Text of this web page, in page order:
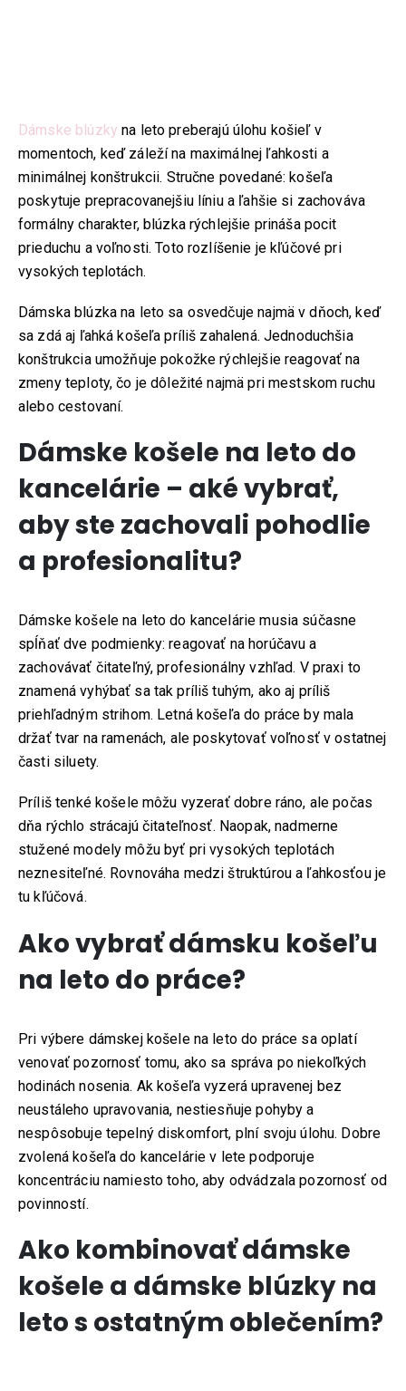
Dámske blúzky na leto preberajú úlohu košieľ v
momentoch, keď záleží na maximálnej ľahkosti a
minimálnej konštrukcii. Stručne povedané: košeľa
poskytuje prepracovanejšiu líniu a ľahšie si zachováva
formálny charakter, blúzka rýchlejšie prináša pocit
prieduchu a voľnosti. Toto rozlíšenie je kľúčové pri
vysokých teplotách.
Dámska blúzka na leto sa osvedčuje najmä v dňoch, keď
sa zdá aj ľahká košeľa príliš zahalená. Jednoduchšia
konštrukcia umožňuje pokožke rýchlejšie reagovať na
zmeny teploty, čo je dôležité najmä pri mestskom ruchu
alebo cestovaní.
Dámske košele na leto do
kancelárie – aké vybrať,
aby ste zachovali pohodlie
a profesionalitu?
Dámske košele na leto do kancelárie musia súčasne
spĺňať dve podmienky: reagovať na horúčavu a
zachovávať čitateľný, profesionálny vzhľad. V praxi to
znamená vyhýbať sa tak príliš tuhým, ako aj príliš
priehľadným strihom. Letná košeľa do práce by mala
držať tvar na ramenách, ale poskytovať voľnosť v ostatnej
časti siluety.
Príliš tenké košele môžu vyzerať dobre ráno, ale počas
dňa rýchlo strácajú čitateľnosť. Naopak, nadmerne
stužené modely môžu byť pri vysokých teplotách
neznesiteľné. Rovnováha medzi štruktúrou a ľahkosťou je
tu kľúčová.
Ako vybrať dámsku košeľu
na leto do práce?
Pri výbere dámskej košele na leto do práce sa oplatí
venovať pozornosť tomu, ako sa správa po niekoľkých
hodinách nosenia. Ak košeľa vyzerá upravenej bez
neustáleho upravovania, nestiesňuje pohyby a
nespôsobuje tepelný diskomfort, plní svoju úlohu. Dobre
zvolená košeľa do kancelárie v lete podporuje
koncentráciu namiesto toho, aby odvádzala pozornosť od
povinností.
Ako kombinovať dámske
košele a dámske blúzky na
leto s ostatným oblečením?